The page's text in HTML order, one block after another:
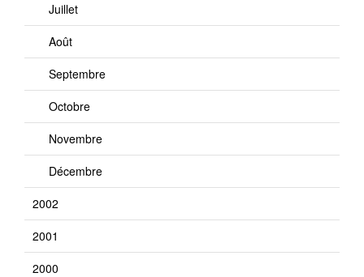
Juillet
Août
Septembre
Octobre
Novembre
Décembre
2002
2001
2000